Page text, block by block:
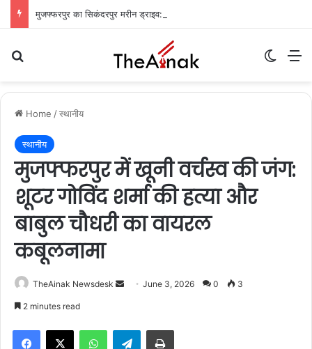
Home /स्थानीय
स्थानीय
मुजफ्फरपुर में खूनी वर्चस्व की जंग:
शूटर गोविंद शर्मा की हत्या और
बाबुल चौधरी का वायरल
कबूलनामा
TheAinak Newsdesk June 3, 2026 0 3
2 minutes read
Telegram